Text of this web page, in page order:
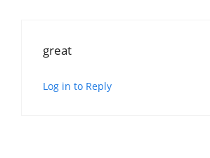
great
Log in to Reply